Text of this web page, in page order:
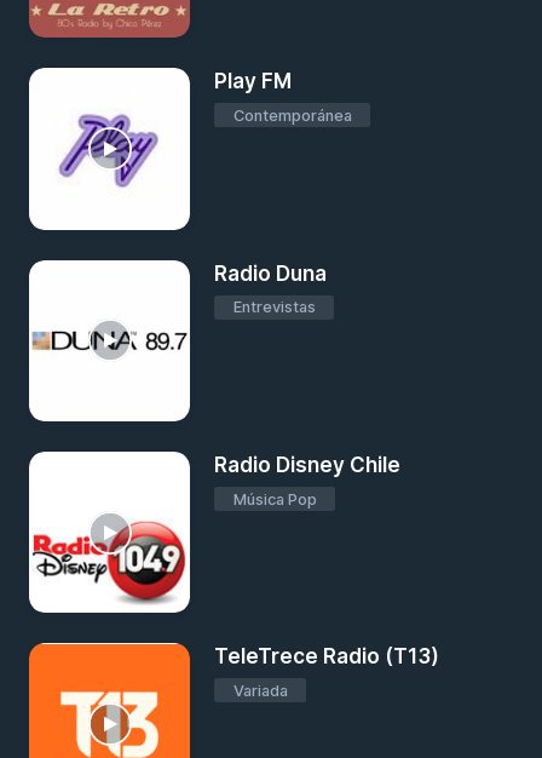
Play FM
Contemporánea
Radio Duna
Entrevistas
Radio Disney Chile
Música Pop
TeleTrece Radio (T13)
Variada